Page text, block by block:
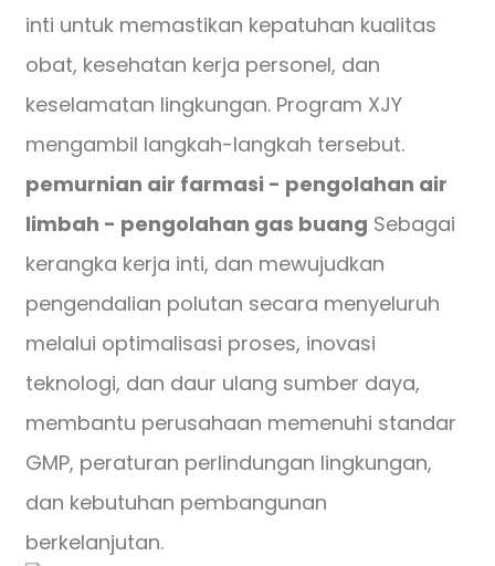
inti untuk memastikan kepatuhan kualitas
obat, kesehatan kerja personel, dan
keselamatan lingkungan. Program XJY
mengambil langkah-langkah tersebut.
pemurnian air farmasi - pengolahan air
limbah - pengolahan gas buang Sebagai
kerangka kerja inti, dan mewujudkan
pengendalian polutan secara menyeluruh
melalui optimalisasi proses, inovasi
teknologi, dan daur ulang sumber daya,
membantu perusahaan memenuhi standar
GMP, peraturan perlindungan lingkungan,
dan kebutuhan pembangunan
berkelanjutan.